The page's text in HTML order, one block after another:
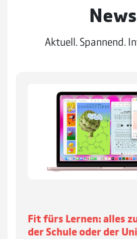
News
Aktuell. Spannend.
Fit fürs Lernen: alles
der Schule oder der